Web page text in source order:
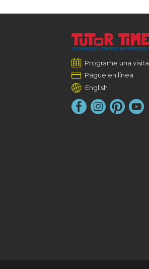
Programe una visita
Pague en línea
English